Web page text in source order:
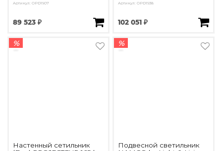
Артикул: OPD1907
89 523 ₽
Артикул: OPD1938
102 051 ₽
%
Настенный сетильник
%
Подвесной светильник